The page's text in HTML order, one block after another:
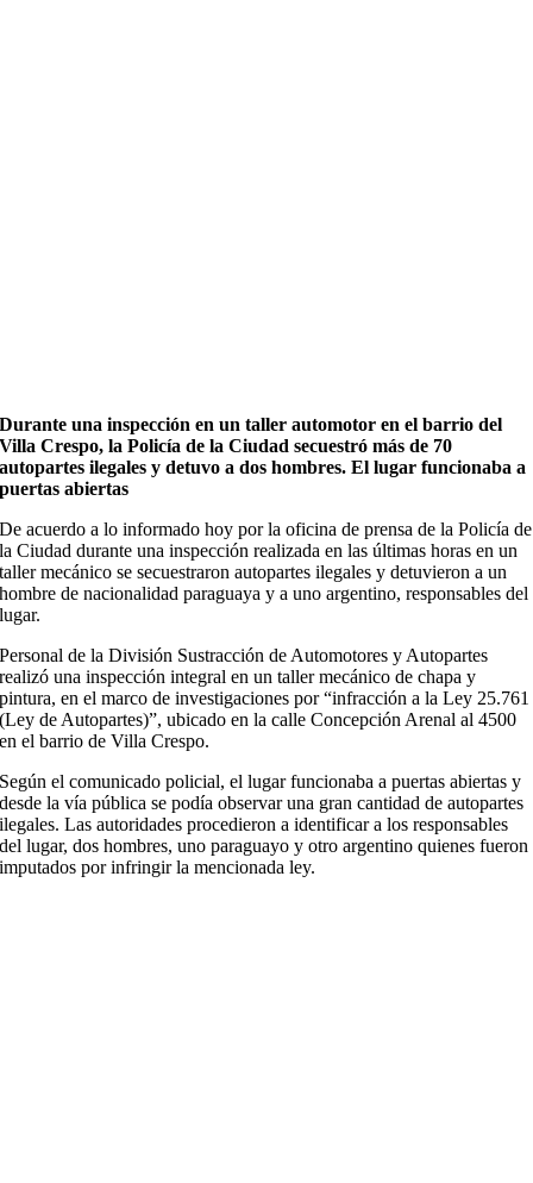
Durante una inspección en un taller automotor en el barrio del
Villa Crespo, la Policía de la Ciudad secuestró más de 70
autopartes ilegales y detuvo a dos hombres. El lugar funcionaba a
puertas abiertas
De acuerdo a lo informado hoy por la oficina de prensa de la Policía de
la Ciudad durante una inspección realizada en las últimas horas en un
taller mecánico se secuestraron autopartes ilegales y detuvieron a un
hombre de nacionalidad paraguaya y a uno argentino, responsables del
lugar.
Personal de la División Sustracción de Automotores y Autopartes
realizó una inspección integral en un taller mecánico de chapa y
pintura, en el marco de investigaciones por “infracción a la Ley 25.761
(Ley de Autopartes)”, ubicado en la calle Concepción Arenal al 4500
en el barrio de Villa Crespo.
Según el comunicado policial, el lugar funcionaba a puertas abiertas y
desde la vía pública se podía observar una gran cantidad de autopartes
ilegales. Las autoridades procedieron a identificar a los responsables
del lugar, dos hombres, uno paraguayo y otro argentino quienes fueron
imputados por infringir la mencionada ley.